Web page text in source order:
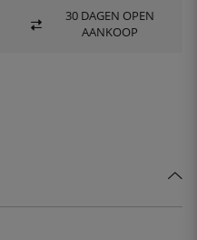
30 DAGEN OPEN
AANKOOP